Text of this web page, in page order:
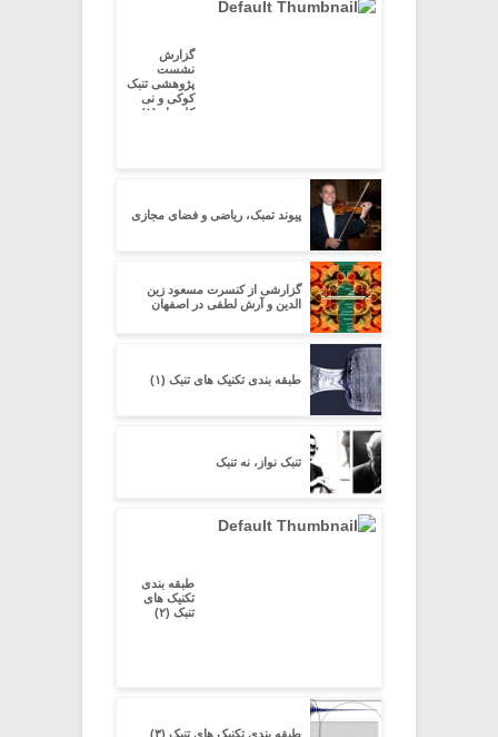
گزارش
نشست
پژوهشی تنبک
کوکی و نی
کلیددار (۱)
پیوند تمبک، ریاضی و فضای مجازی
گزارشی از کنسرت مسعود زین
الدین و آرش لطفی در اصفهان
طبقه بندی تکنیک های تنبک (۱)
تنبک نواز، نه تنبک
طبقه بندی
تکنیک های
تنبک (۲)
طبقه بندی تکنیک های تنبک (۳)